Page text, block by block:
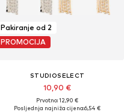
Pakiranje od 2
PROMOCIJA
STUDIOSELECT
10,90 €
Prvotno: 12,90 €
Posljednja najniža cijena:6,54 €